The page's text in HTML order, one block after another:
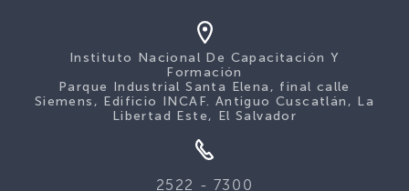
Instituto Nacional De Capacitación Y
Formación
Parque Industrial Santa Elena, final calle
Siemens, Edificio INCAF. Antiguo Cuscatlán, La
Libertad Este, El Salvador
2522 - 7300